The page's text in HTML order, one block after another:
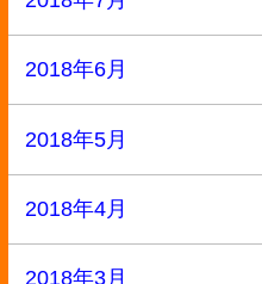
2017年2月
2017年1月
2016年12月
2016年11月
2016年9月